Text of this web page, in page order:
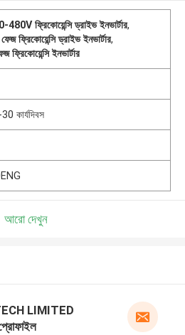
480V ফ্রিকোয়েন্সি ড্রাইভ ইনভার্টার,
ফ্রিকোয়েন্সি ড্রাইভ ইনভার্টার,
ফ্রিকোয়েন্সি ইনভার্টার
কার্যদিবস
আরো দেখুন
LIMITED